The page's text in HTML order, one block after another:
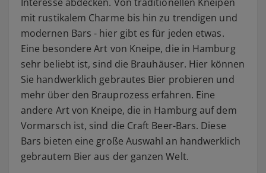
mit rustikalem Charme bis hin zu trendigen und
modernen Bars - hier gibt es für jeden etwas.
Eine besondere Art von Kneipe, die in Hamburg
sehr beliebt ist, sind die Brauhäuser. Hier können
Sie handwerklich gebrautes Bier probieren und
mehr über den Brauprozess erfahren. Eine
andere Art von Kneipe, die in Hamburg auf dem
Vormarsch ist, sind die Craft Beer-Bars. Diese
Bars bieten eine große Auswahl an handwerklich
gebrautem Bier aus der ganzen Welt.